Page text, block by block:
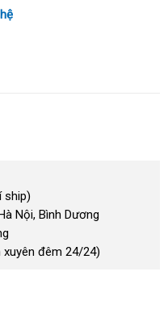
ship)
Nội, Bình Dương
xuyên đêm 24/24)